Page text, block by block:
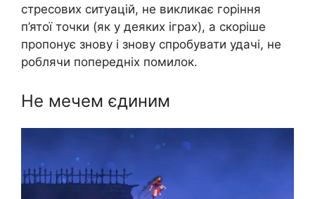
стресових ситуацій, не викликає горіння
п’ятої точки (як у деяких іграх), а скоріше
пропонує знову і знову спробувати удачі, не
роблячи попередніх помилок.
Не мечем єдиним